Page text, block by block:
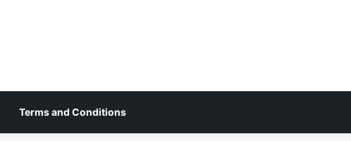
Terms and Conditions